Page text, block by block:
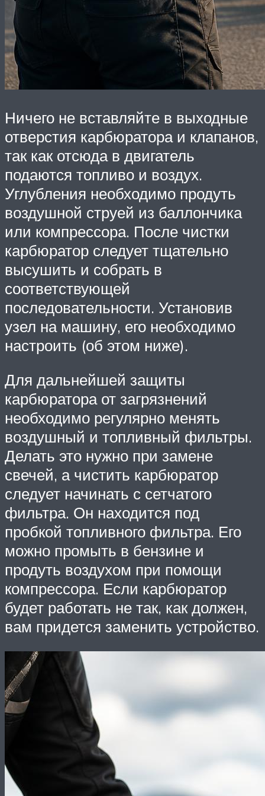
Ничего не вставляйте в выходные
отверстия карбюратора и клапанов,
так как отсюда в двигатель
подаются топливо и воздух.
Углубления необходимо продуть
воздушной струей из баллончика
или компрессора. После чистки
карбюратор следует тщательно
высушить и собрать в
соответствующей
последовательности. Установив
узел на машину, его необходимо
настроить (об этом ниже).
Для дальнейшей защиты
карбюратора от загрязнений
необходимо регулярно менять
воздушный и топливный фильтры.
Делать это нужно при замене
свечей, а чистить карбюратор
следует начинать с сетчатого
фильтра. Он находится под
пробкой топливного фильтра. Его
можно промыть в бензине и
продуть воздухом при помощи
компрессора. Если карбюратор
будет работать не так, как должен,
вам придется заменить устройство.